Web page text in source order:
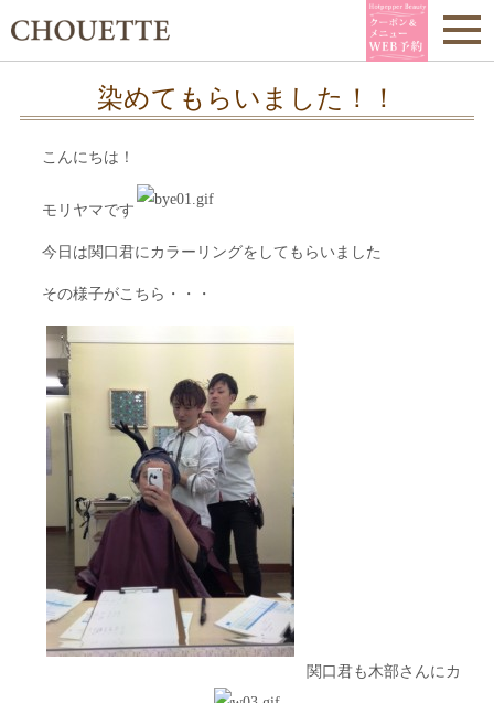
染めてもらいました！！
こんにちは！
モリヤマです
今日は関口君にカラーリングをしてもらいました
その様子がこちら・・・
関口君も木部さんにカ